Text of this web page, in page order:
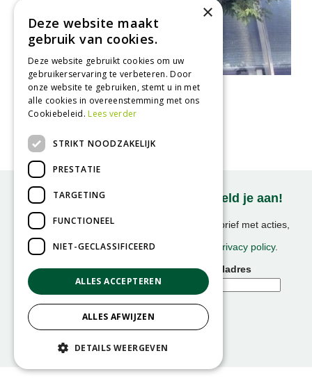
Zilveresdoorn
Acer saccharinum
Onze nieuwsbrief ontvangen? Meld je aan!
Ontvang ongeveer 1x per week onze nieuwsbrief met acties,
We slaan uw gegevens op conform onze
privacy policy.
Voornaam
E-mailadres
×
Deze website maakt
gebruik van cookies.
Deze website gebruikt cookies om uw
gebruikerservaring te verbeteren. Door
onze website te gebruiken, stemt u in met
alle cookies in overeenstemming met ons
Cookiebeleid.Lees verder
STRIKT NOODZAKELIJK
PRESTATIE
TARGETING
FUNCTIONEEL
NIET-GECLASSIFICEERD
ALLES ACCEPTEREN
ALLES AFWIJZEN
DETAILS WEERGEVEN